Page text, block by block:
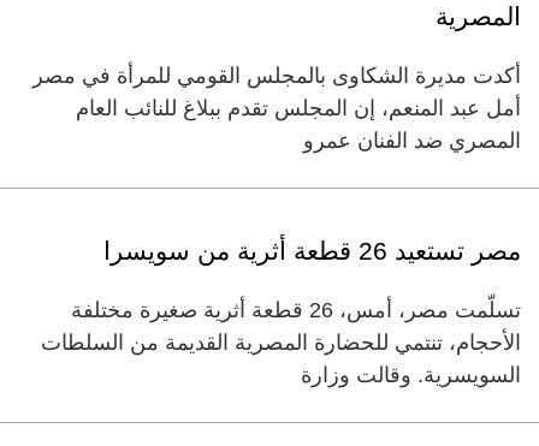
المصرية
أكدت مديرة الشكاوى بالمجلس القومي للمرأة في مصر
أمل عبد المنعم، إن المجلس تقدم ببلاغ للنائب العام
المصري ضد الفنان عمرو
مصر تستعيد 26 قطعة أثرية من سويسرا
تسلّمت مصر، أمس، 26 قطعة أثرية صغيرة مختلفة
الأحجام، تنتمي للحضارة المصرية القديمة من السلطات
السويسرية. وقالت وزارة